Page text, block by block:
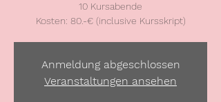
10 Kursabende
Kosten: 80.-€ (inclusive Kursskript)
Anmeldung abgeschlossen
Veranstaltungen ansehen